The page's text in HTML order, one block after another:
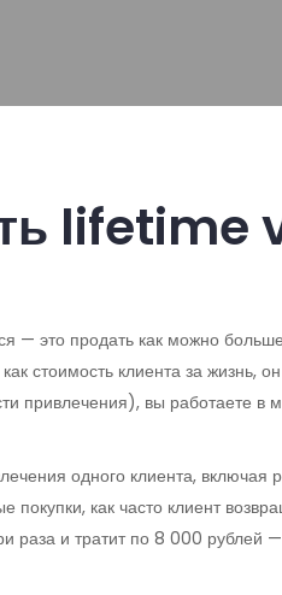
lifetime
— это продать как можно
стоимость клиента за жизнь,
привлечения), вы работаете в
одного клиента,
покупки, как часто клиент
раза и тратит по 8 000